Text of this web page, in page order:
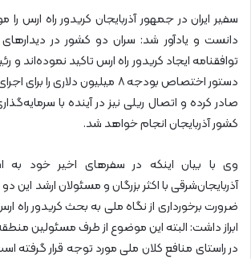
سفیر ایران در جمهور آذربایجان کریدور راه ارس را
دانست و یادآور شد: سران دو کشور در دیدار‌های
توافقنامه ایجاد کریدور راه ارس تاکید نموده‌اند و
دستور اختصاص بودجه ۸ میلیون دلاری
کشور آذربایجان انجام خواهد شد.
وی با بیان اینکه در سفر‌های اخیر خود به
آذربایجان‌شرقی با اکثر بزرگان و مسئولان ارشد این
ضرورت برخورداری از نگاه ملی به بحث کریدور راه
ابراز داشت: البته این موضوع از طرف مسئولین
در راستای منافع کلان ملی مورد توجه قرار گرفته